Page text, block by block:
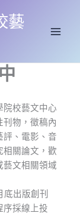
藝
院校藝文中心
物，徵稿內
評、電影、音
相關論文，歡
藝文相關領域
出版創刊
序採線上投